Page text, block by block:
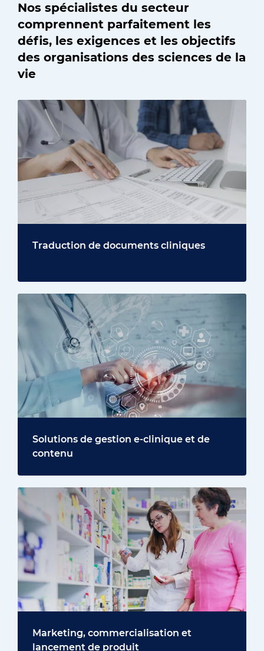
Nos spécialistes du secteur
comprennent parfaitement les
défis, les exigences et les objectifs
des organisations des sciences de la
vie
Traduction de documents cliniques
Solutions de gestion e-clinique et de
contenu
Marketing, commercialisation et
lancement de produit